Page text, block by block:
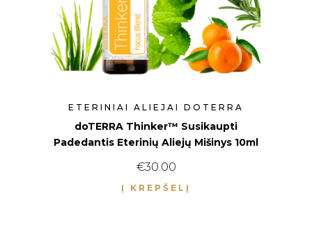
ETERINIAI ALIEJAI DOTERRA
doTERRA Thinker™ Susikaupti
Padedantis Eterinių Aliejų Mišinys 10ml
€30.00
Į KREPŠELĮ